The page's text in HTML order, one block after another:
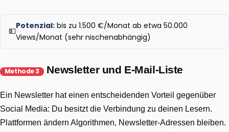
💵
Potenzial: bis zu 1.500 €/Monat ab etwa 50.000
Views/Monat (sehr nischenabhängig)
Methode 3 Newsletter und E-Mail-Liste
Ein Newsletter hat einen entscheidenden Vorteil gegenüber
Social Media: Du besitzt die Verbindung zu deinen Lesern.
Plattformen ändern Algorithmen, Newsletter-Adressen bleiben.